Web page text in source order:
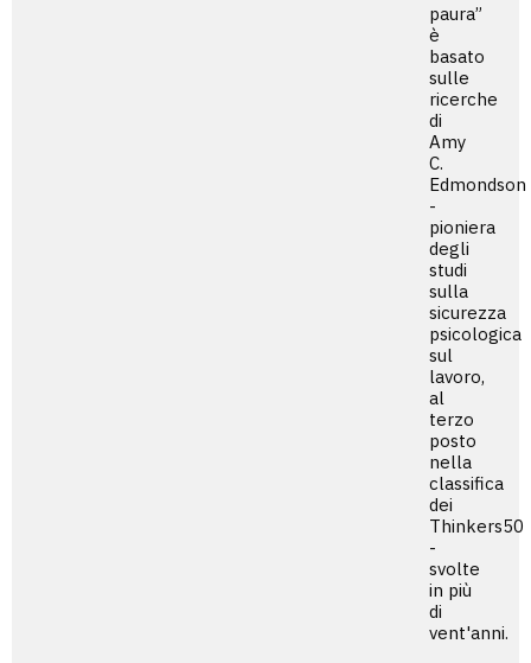
paura”
è
basato
sulle
ricerche
di
Amy
C.
Edmondson
-
pioniera
degli
studi
sulla
sicurezza
psicologica
sul
lavoro,
al
terzo
posto
nella
classifica
dei
Thinkers50
-
svolte
in più
di
vent'anni.